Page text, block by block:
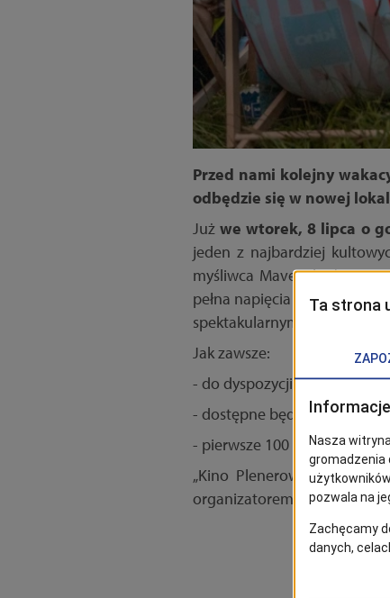
Przed nami kolejny
odbędzie się w nowej
Jużwe wtorek, 8 lipca o
jeden z najbardziej
myśliwca Mavericka (w tej
pełna napięcia opowieść o
spektakularnymi scenami
Jak zawsze:
- do dyspozycji
- dostępne będą również
- pierwsze 100 osób
„Kino Plenerowe na
organizatorem cyklu jest